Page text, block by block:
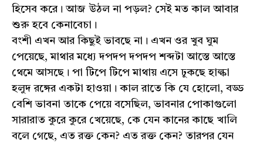
হিসেব করে। আজ উঠল না পড়ল? সেই মত কাল আবার
শুরু হবে কেনাবেচা।
বংশী এখন আর কিছুই ভাবছে না। এখন ওর খুব ঘুম
পেয়েছে, মাথার মধ্যে দপদপ দপদপ শব্দটা আস্তে আস্তে
থেমে আসছে। পা টিপে টিপে মাথায় এসে ঢুকছে হাল্কা
হলুদ রঙ্গের একটা হাওয়া। কাল রাতে কি যে হোলো, বড্ড
বেশি ভাবনা তাকে পেয়ে বসেছিল, ভাবনার পোকাগুলো
সারারাত কুরে কুরে খেয়েছে, কে যেন কানের কাছে খালি
বলে গেছে, এত রক্ত কেন? এত রক্ত কেন? তারপর যেন